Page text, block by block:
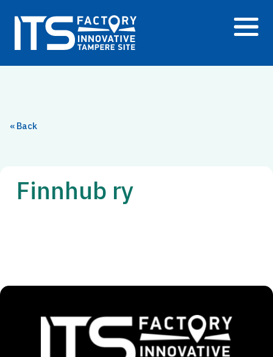
sisältöön
« Back
Finnhub ry